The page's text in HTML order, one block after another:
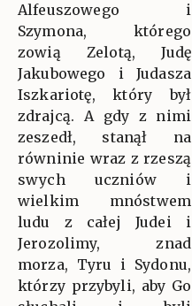
Alfeuszowego i
Szymona, którego
zowią Zelotą, Judę
Jakubowego i Judasza
Iszkariotę, który był
zdrajcą. A gdy z nimi
zeszedł, stanął na
równinie wraz z rzeszą
swych uczniów i
wielkim mnóstwem
ludu z całej Judei i
Jerozolimy, znad
morza, Tyru i Sydonu,
którzy przybyli, aby Go